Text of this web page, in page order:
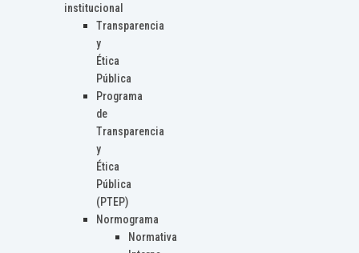
institucional
Transparencia
y
Ética
Pública
Programa
de
Transparencia
y
Ética
Pública
(PTEP)
Normograma
Normativa